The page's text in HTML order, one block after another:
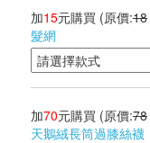
加15元購買 (原價:18
髮網
加70元購買 (原價:78
天鵝絨長筒過膝絲襪